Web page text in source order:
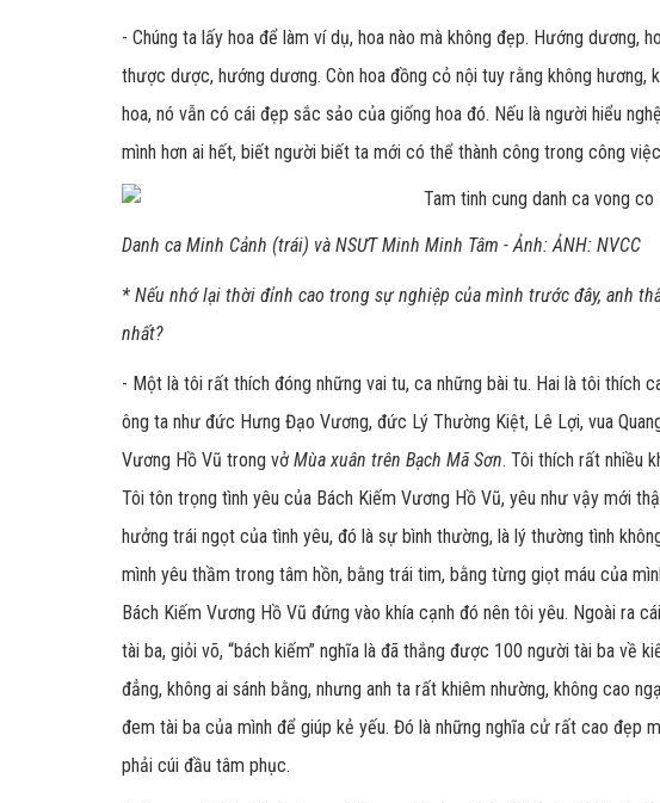
- Chúng ta lấy hoa để làm ví dụ, hoa nào mà không đẹp. Hướng dương,
thược dược, hướng dương. Còn hoa đồng cỏ nội tuy rằng không hương,
hoa, nó vẫn có cái đẹp sắc sảo của giống hoa đó. Nếu là người hiểu
mình hơn ai hết, biết người biết ta mới có thể thành công trong công
Danh ca Minh Cảnh (trái) và NSƯT Minh Minh Tâm - Ảnh: ẢNH: NVCC
* Nếu nhớ lại thời đỉnh cao trong sự nghiệp của mình trước đây, anh
nhất?
- Một là tôi rất thích đóng những vai tu, ca những bài tu. Hai là tôi thích
ông ta như đức Hưng Đạo Vương, đức Lý Thường Kiệt, Lê Lợi, vua
Vương Hồ Vũ trong vở Mùa xuân trên Bạch Mã Sơn. Tôi thích rất nhiều
Tôi tôn trọng tình yêu của Bách Kiếm Vương Hồ Vũ, yêu như vậy mới
hưởng trái ngọt của tình yêu, đó là sự bình thường, là lý thường tình
mình yêu thầm trong tâm hồn, bằng trái tim, bằng từng giọt máu của
Bách Kiếm Vương Hồ Vũ đứng vào khía cạnh đó nên tôi yêu. Ngoài ra
tài ba, giỏi võ, “bách kiếm” nghĩa là đã thắng được 100 người tài ba về
đẳng, không ai sánh bằng, nhưng anh ta rất khiêm nhường, không cao
đem tài ba của mình để giúp kẻ yếu. Đó là những nghĩa cử rất cao đẹp
phải cúi đầu tâm phục.